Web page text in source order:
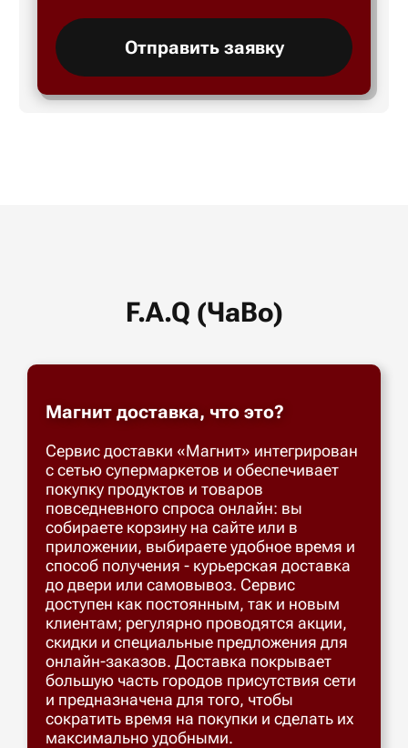
Отправить заявку
F.A.Q (ЧаВо)
Магнит доставка, что это?
Сервис доставки «Магнит» интегрирован
с сетью супермаркетов и обеспечивает
покупку продуктов и товаров
повседневного спроса онлайн: вы
собираете корзину на сайте или в
приложении, выбираете удобное время и
способ получения - курьерская доставка
до двери или самовывоз. Сервис
доступен как постоянным, так и новым
клиентам; регулярно проводятся акции,
скидки и специальные предложения для
онлайн-заказов. Доставка покрывает
большую часть городов присутствия сети
и предназначена для того, чтобы
сократить время на покупки и сделать их
максимально удобными.